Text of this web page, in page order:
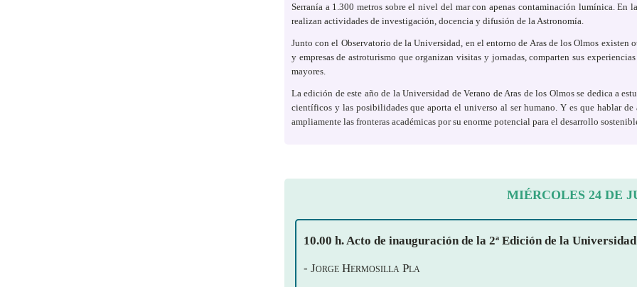
Serranía a 1.300 metros sobre el nivel del mar con apenas contaminación lumínica.
realizan actividades de investigación, docencia y difusión de la Astronomía.
Junto con el Observatorio de la Universidad, en el entorno de Aras de los Olmos existen
y empresas de astroturismo que organizan visitas y jornadas, comparten sus
mayores.
La edición de este año de la Universidad de Verano de Aras de los Olmos se dedica a
científicos y las posibilidades que aporta el universo al ser humano. Y es que hablar
ampliamente las fronteras académicas por su enorme potencial para el desarrollo
MIÉRCOLES 24 DE
10.00 h. Acto de inauguración de la 2ª Edición de la
- Jorge Hermosilla Pla